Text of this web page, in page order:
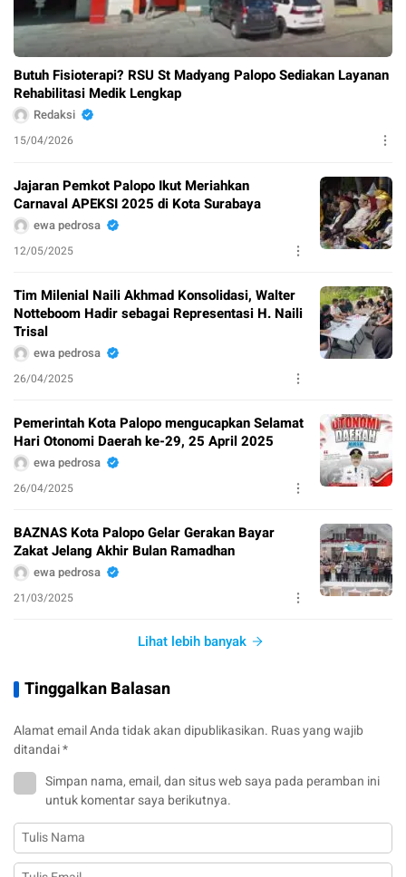
Butuh Fisioterapi? RSU St Madyang Palopo Sediakan Layanan
Rehabilitasi Medik Lengkap
Redaksi
15/04/2026
Jajaran Pemkot Palopo Ikut Meriahkan
Carnaval APEKSI 2025 di Kota Surabaya
ewa pedrosa
12/05/2025
Tim Milenial Naili Akhmad Konsolidasi, Walter
Notteboom Hadir sebagai Representasi H. Naili
Trisal
ewa pedrosa
26/04/2025
Pemerintah Kota Palopo mengucapkan Selamat
Hari Otonomi Daerah ke-29, 25 April 2025
ewa pedrosa
26/04/2025
BAZNAS Kota Palopo Gelar Gerakan Bayar
Zakat Jelang Akhir Bulan Ramadhan
ewa pedrosa
21/03/2025
Lihat lebih banyak
Tinggalkan Balasan
Alamat email Anda tidak akan dipublikasikan. Ruas yang wajib
ditandai*
Simpan nama, email, dan situs web saya pada peramban ini
untuk komentar saya berikutnya.